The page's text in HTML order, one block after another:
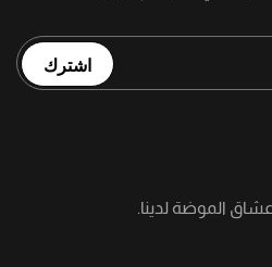
اشترك
الموضة لدينا.